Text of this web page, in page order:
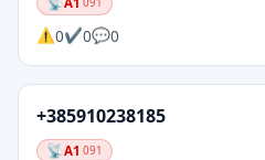
0 0 0
+385910238185
A1 091